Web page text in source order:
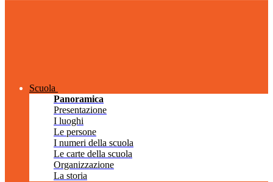
Scuola
Panoramica
Presentazione
I luoghi
Le persone
I numeri della scuola
Le carte della scuola
Organizzazione
La storia